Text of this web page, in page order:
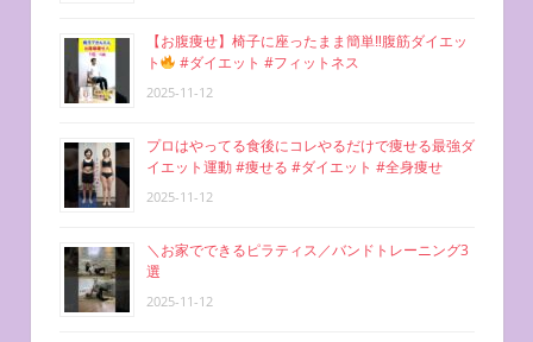
【お腹痩せ】椅子に座ったまま簡単‼︎腹筋ダイエッ
ト
#ダイエット #フィットネス
2025-11-12
プロはやってる食後にコレやるだけで痩せる最強ダ
イエット運動 #痩せる #ダイエット #全身痩せ
2025-11-12
＼お家でできるピラティス／バンドトレーニング3
選
2025-11-12